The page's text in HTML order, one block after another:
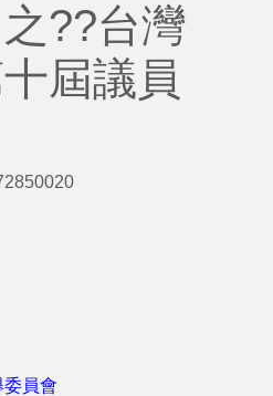
??台灣
屆議員
員會